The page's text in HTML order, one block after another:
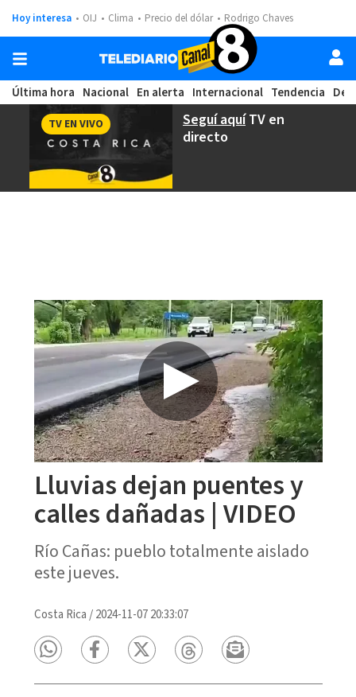
Hoy interesa OIJ Clima Precio del dólar Rodrigo Chaves
Última hora Nacional En alerta Internacional Tendencia
Seguí aquíTV en
directo
TV EN VIVO
Lluvias dejan puentes y
calles dañadas | VIDEO
Río Cañas: pueblo totalmente aislado
este jueves.
Costa Rica /2024-11-07 20:33:07